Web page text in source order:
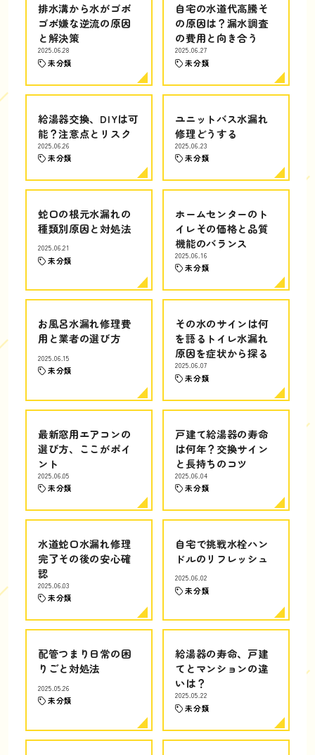
排水溝から水がゴボ
ゴボ嫌な逆流の原因
と解決策
2025.06.28
未分類
自宅の水道代高騰そ
の原因は？漏水調査
の費用と向き合う
2025.06.27
未分類
給湯器交換、DIYは可
能？注意点とリスク
2025.06.26
未分類
ユニットバス水漏れ
修理どうする
2025.06.23
未分類
蛇口の根元水漏れの
種類別原因と対処法
2025.06.21
未分類
ホームセンターのト
イレその価格と品質
機能のバランス
2025.06.16
未分類
お風呂水漏れ修理費
用と業者の選び方
2025.06.15
未分類
その水のサインは何
を語るトイレ水漏れ
原因を症状から探る
2025.06.07
未分類
最新窓用エアコンの
選び方、ここがポイ
ント
2025.06.05
未分類
戸建て給湯器の寿命
は何年？交換サイン
と長持ちのコツ
2025.06.04
未分類
水道蛇口水漏れ修理
完了その後の安心確
認
2025.06.03
未分類
自宅で挑戦水栓ハン
ドルのリフレッシュ
2025.06.02
未分類
配管つまり日常の困
りごと対処法
2025.05.26
未分類
給湯器の寿命、戸建
てとマンションの違
いは？
2025.05.22
未分類